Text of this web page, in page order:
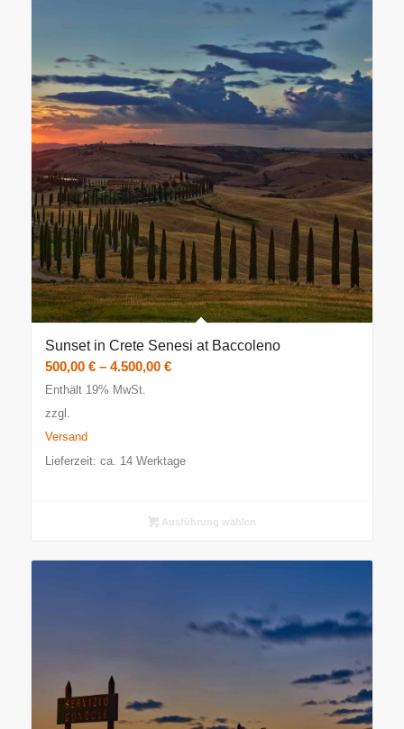
Sunset in Crete Senesi at Baccoleno
500,00 € – 4.500,00 €Preisspanne:
Enthält 19% MwSt.
zzgl.
Versand
Lieferzeit: ca. 14 Werktage
Ausführung wählen